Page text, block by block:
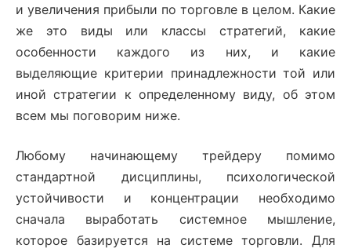
и увеличения прибыли по торговле в целом. Какие
же это виды или классы стратегий, какие
особенности каждого из них, и какие
выделяющие критерии принадлежности той или
иной стратегии к определенному виду, об этом
всем мы поговорим ниже.
Любому начинающему трейдеру помимо
стандартной дисциплины, психологической
устойчивости и концентрации необходимо
сначала выработать системное мышление,
которое базируется на системе торговли. Для